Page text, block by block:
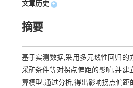
文章历史 +
摘要
基于实测数据,采用多元线性回归的
采矿条件等对拐点偏距的影响,并建
算模型.通过分析,得出影响拐点偏距